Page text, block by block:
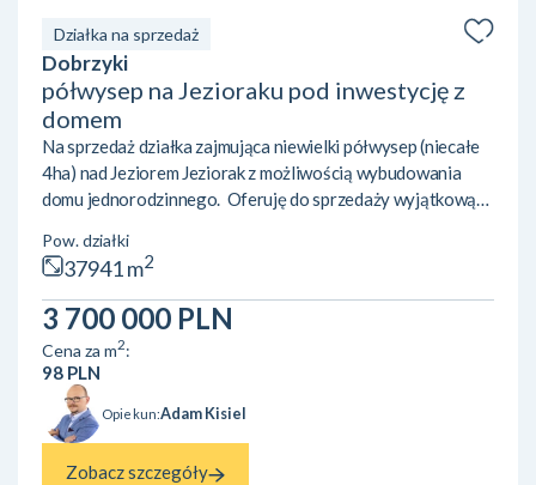
Działka na sprzedaż
Dobrzyki
półwysep na Jezioraku pod inwestycję z
domem
Na sprzedaż działka zajmująca niewielki półwysep (niecałe
4ha) nad Jeziorem Jeziorak z możliwością wybudowania
domu jednorodzinnego. Oferuję do sprzedaży wyjątkową
ha), położoną na niewielkim półwyspie z niemal 400-
metrową linią brzegową Jeziora Jeziorak – najdłuższego
jeziora w Polsce. Teren objęty jest miejscowym planem
zagospodarowania przestrzennego gminy Zalewo.
Przeznaczenie: usługi turystyki wodnej oraz w części
tereny rolne. Da...
Pow. działki
37941 m2
3 700 000 PLN
Cena za m2:
98 PLN
Opiekun:Adam Kisiel
Zobacz szczegóły